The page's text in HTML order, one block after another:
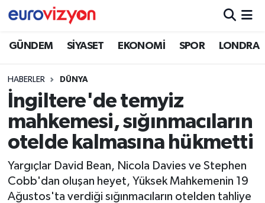
GÜNDEM SİYASET EKONOMİ SPOR LONDRA
HABERLER DÜNYA
İngiltere'de temyiz
mahkemesi, sığınmacıların
otelde kalmasına hükmetti
Yargıçlar David Bean, Nicola Davies ve Stephen
Cobb'dan oluşan heyet, Yüksek Mahkemenin 19
Ağustos'ta verdiği sığınmacıların otelden tahliye